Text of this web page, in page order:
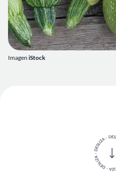
Imagen iStock